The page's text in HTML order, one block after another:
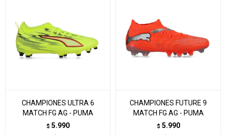
CHAMPIONES ULTRA 6
MATCH FG AG - PUMA
$ 5.990
CHAMPIONES FUTURE 9
MATCH FG AG - PUMA
$ 5.990